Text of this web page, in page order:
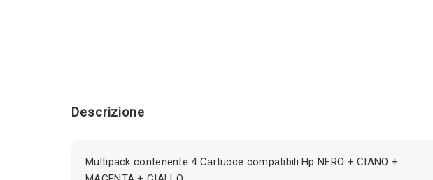
Descrizione
Multipack contenente 4 Cartucce compatibili Hp NERO + CIANO +